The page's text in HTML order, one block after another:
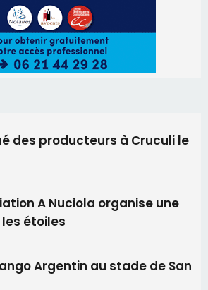
des producteurs à Cruculi le
A Nuciola organise une
étoiles
Argentin au stade de San